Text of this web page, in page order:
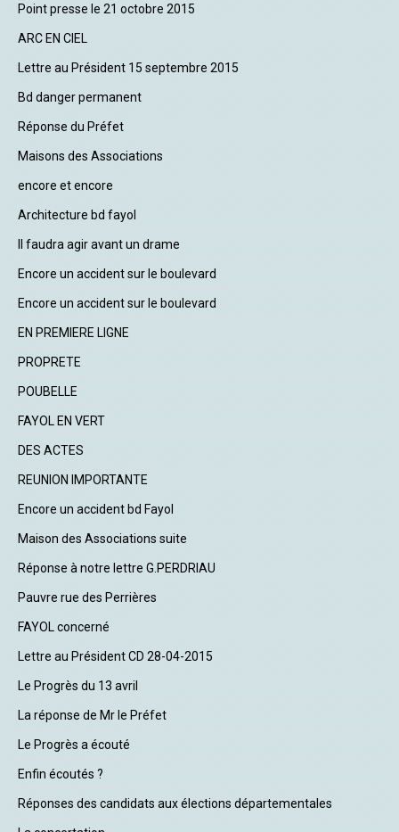
Point presse le 21 octobre 2015
ARC EN CIEL
Lettre au Président 15 septembre 2015
Bd danger permanent
Réponse du Préfet
Maisons des Associations
encore et encore
Architecture bd fayol
Il faudra agir avant un drame
Encore un accident sur le boulevard
Encore un accident sur le boulevard
EN PREMIERE LIGNE
PROPRETE
POUBELLE
FAYOL EN VERT
DES ACTES
REUNION IMPORTANTE
Encore un accident bd Fayol
Maison des Associations suite
Réponse à notre lettre G.PERDRIAU
Pauvre rue des Perrières
FAYOL concerné
Lettre au Président CD 28-04-2015
Le Progrès du 13 avril
La réponse de Mr le Préfet
Le Progrès a écouté
Enfin écoutés ?
Réponses des candidats aux élections départementales